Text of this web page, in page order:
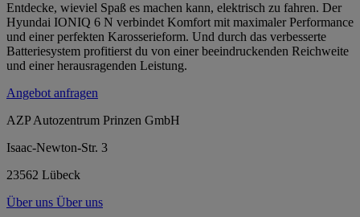
Entdecke, wieviel Spaß es machen kann, elektrisch zu fahren. Der
Hyundai IONIQ 6 N verbindet Komfort mit maximaler Performance
und einer perfekten Karosserieform. Und durch das verbesserte
Batteriesystem profitierst du von einer beeindruckenden Reichweite
und einer herausragenden Leistung.
Angebot anfragen
AZP Autozentrum Prinzen GmbH
Isaac-Newton-Str. 3
23562 Lübeck
Über uns Über uns